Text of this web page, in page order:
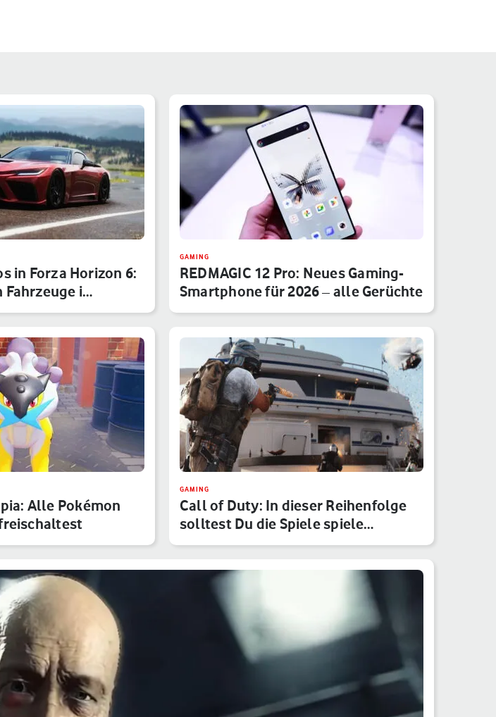
in Forza Horizon 6:
Fahrzeuge i…
GAMING
REDMAGIC 12 Pro: Neues Gaming-
Smartphone für 2026 – alle Gerüchte
Alle Pokémon
GAMING
Call of Duty: In dieser Reihenfolge
solltest Du die Spiele spiele…